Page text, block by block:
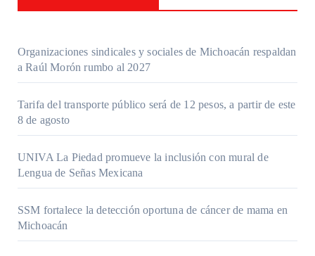
Organizaciones sindicales y sociales de Michoacán respaldan
a Raúl Morón rumbo al 2027
Tarifa del transporte público será de 12 pesos, a partir de este
8 de agosto
UNIVA La Piedad promueve la inclusión con mural de
Lengua de Señas Mexicana
SSM fortalece la detección oportuna de cáncer de mama en
Michoacán